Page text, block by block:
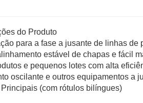
do Produto
para a fase a jusante de linhas
estável de chapas e fácil
e pequenos lotes com alta
oscilante e outros equipamentos a
(com rótulos bilíngues)